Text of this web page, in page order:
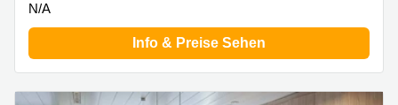
N/A
Info & Preise Sehen